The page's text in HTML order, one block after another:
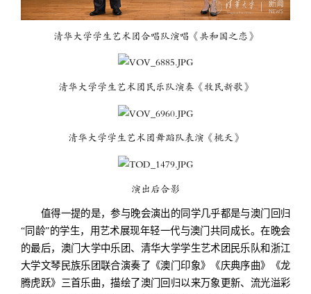
清华大学学生艺术团合唱队演唱《共和国之恋》
清华大学学生艺术团民乐队演奏《牧民新歌》
清华大学学生艺术团舞蹈队表演《桃夭》
演出后合影
值得一提的是，参与晚会演出的同学几乎都是与澳门回归
“同龄”的学生，用艺术展现年轻一代与澳门共同成长。在晚会
的最后，澳门大学中乐团、清华大学学生艺术团民乐队和浙江
大学文琴民族乐团联合演奏了《澳门印象》《庆典序曲》《龙
腾虎跃》三首乐曲，描绘了澳门回归以来万象更新、流光溢彩